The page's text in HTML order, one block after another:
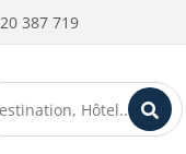
20 387 719